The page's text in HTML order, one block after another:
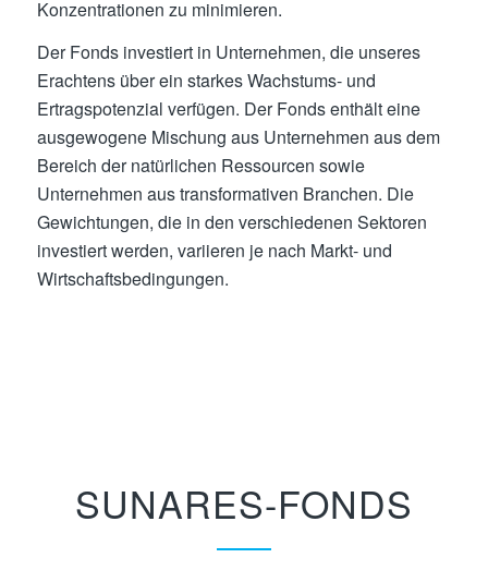
Konzentrationen zu minimieren.
Der Fonds investiert in Unternehmen, die unseres
Erachtens über ein starkes Wachstums- und
Ertragspotenzial verfügen. Der Fonds enthält eine
ausgewogene Mischung aus Unternehmen aus dem
Bereich der natürlichen Ressourcen sowie
Unternehmen aus transformativen Branchen. Die
Gewichtungen, die in den verschiedenen Sektoren
investiert werden, variieren je nach Markt- und
Wirtschaftsbedingungen.
SUNARES-FONDS